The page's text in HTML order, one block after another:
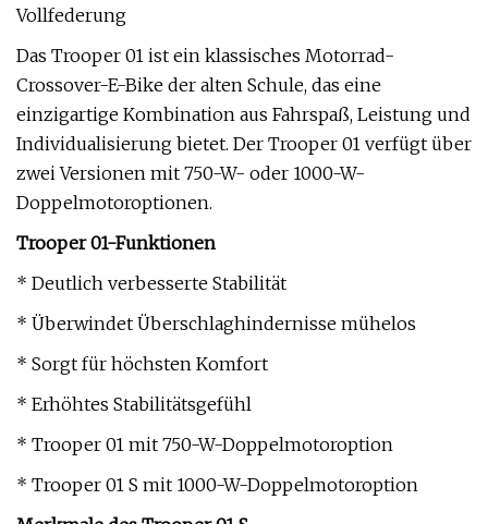
Vollfederung
Das Trooper 01 ist ein klassisches Motorrad-
Crossover-E-Bike der alten Schule, das eine
einzigartige Kombination aus Fahrspaß, Leistung und
Individualisierung bietet. Der Trooper 01 verfügt über
zwei Versionen mit 750-W- oder 1000-W-
Doppelmotoroptionen.
Trooper 01-Funktionen
* Deutlich verbesserte Stabilität
* Überwindet Überschlaghindernisse mühelos
* Sorgt für höchsten Komfort
* Erhöhtes Stabilitätsgefühl
* Trooper 01 mit 750-W-Doppelmotoroption
* Trooper 01 S mit 1000-W-Doppelmotoroption